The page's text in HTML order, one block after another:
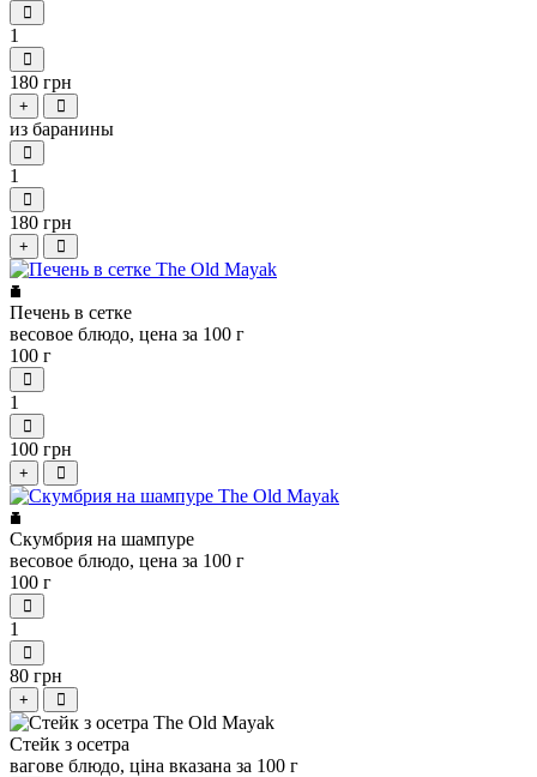
1
180 грн
+
из баранины
1
180 грн
+
Печень в сетке
весовое блюдо, цена за 100 г
100 г
1
100 грн
+
Скумбрия на шампуре
весовое блюдо, цена за 100 г
100 г
1
80 грн
+
Стейк з осетра
вагове блюдо, ціна вказана за 100 г